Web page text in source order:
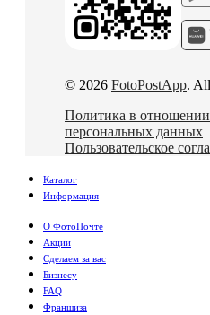
© 2026 FotoPostApp.
Политика в отношении
персональных данных
Пользовательское
Каталог
Информация
О ФотоПочте
Акции
Сделаем за вас
Бизнесу
FAQ
Франшиза